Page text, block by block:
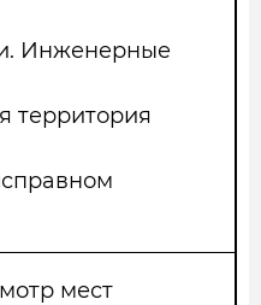
Инженерные
территория
мест